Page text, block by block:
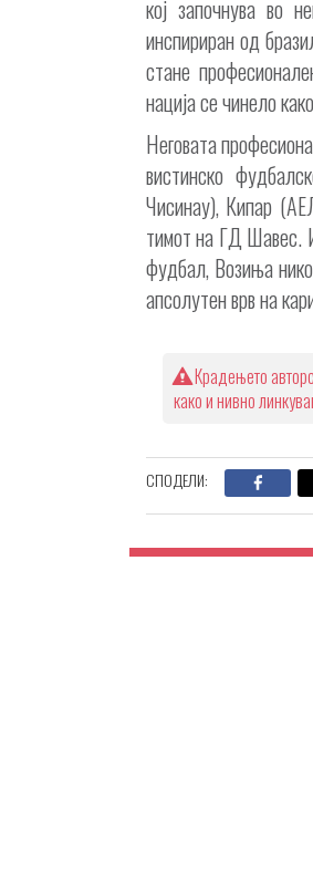
кој започнува во
инспириран од
стане
нација се чинело
Неговата
вистинско
Чисинау), Кипар
тимот на ГД Шавес.
фудбал, Возиња
апсолутен врв на
Крадењето
како и нивно
СПОДЕЛИ: